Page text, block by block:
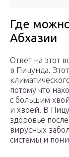
Где
Абхазии
Ответ на этот
в Пицунда.
потому что
с большим
и хвоей. В
здоровье
вирусных
системы и